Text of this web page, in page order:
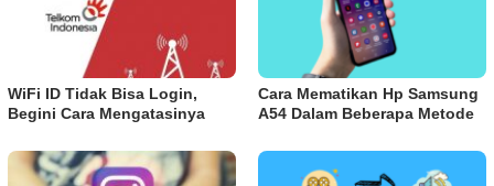
WiFi ID Tidak Bisa Login,
Begini Cara Mengatasinya
Cara Mematikan Hp Samsung
A54 Dalam Beberapa Metode